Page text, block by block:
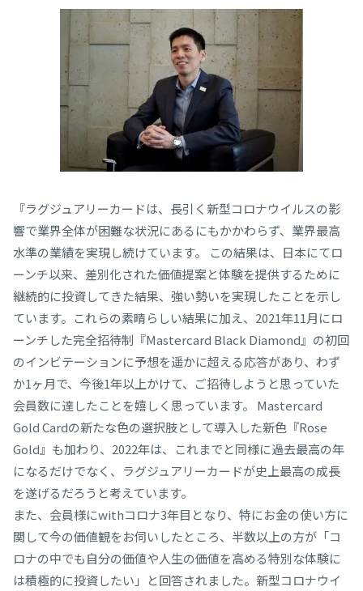
『ラグジュアリーカードは、長引く新型コロナウイルスの影
響で業界全体が困難な状況にあるにもかかわらず、業界最高
水準の業績を実現し続けています。 この結果は、日本にてロ
ーンチ以来、差別化された価値提案と体験を提供するために
継続的に投資してきた結果、強い勢いを実現したことを示し
ています。これらの素晴らしい結果に加え、2021年11月にロ
ーンチした完全招待制『Mastercard Black Diamond』の初回
のインビテーションに予想を遥かに超える応答があり、わず
か1ヶ月で、今後1年以上かけて、ご招待しようと思っていた
会員数に達したことを嬉しく思っています。 Mastercard
Gold Cardの新たな色の選択肢として導入した新色『Rose
Gold』も加わり、2022年は、これまでと同様に過去最高の年
になるだけでなく、ラグジュアリーカードが史上最高の成長
を遂げるだろうと考えています。
また、会員様にwithコロナ3年目となり、特にお金の使い方に
関して今の価値観をお伺いしたところ、半数以上の方が「コ
ロナの中でも自分の価値や人生の価値を高める特別な体験に
は積極的に投資したい」と回答されました。新型コロナウイ